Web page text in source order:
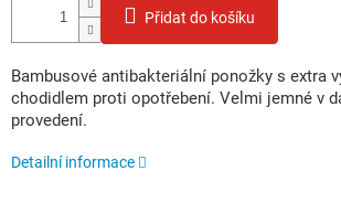
Přidat do košíku
Bambusové antibakteriální ponožky s extra
chodidlem proti opotřebení. Velmi jemné v
provedení.
Detailní informace